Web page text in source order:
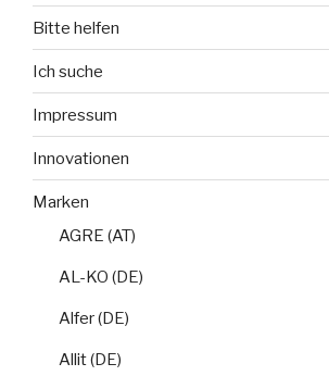
Bitte helfen
Ich suche
Impressum
Innovationen
Marken
AGRE (AT)
AL-KO (DE)
Alfer (DE)
Allit (DE)